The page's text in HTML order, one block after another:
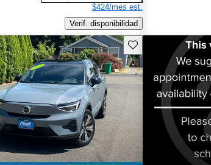
$424/mes est.
Verif. disponibilidad
Guarda este Aviso
¡Nuevo!